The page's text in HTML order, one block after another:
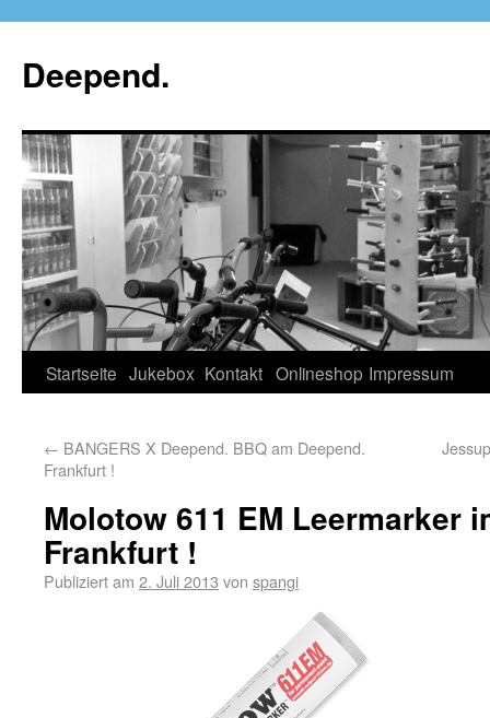
Deepend.
Startseite Jukebox Kontakt Onlineshop Impressum
← BANGERS X Deepend. BBQ am Deepend.
Frankfurt !
Molotow 611 EM Leermarker
Frankfurt !
Publiziert am 2. Juli 2013 von spangi